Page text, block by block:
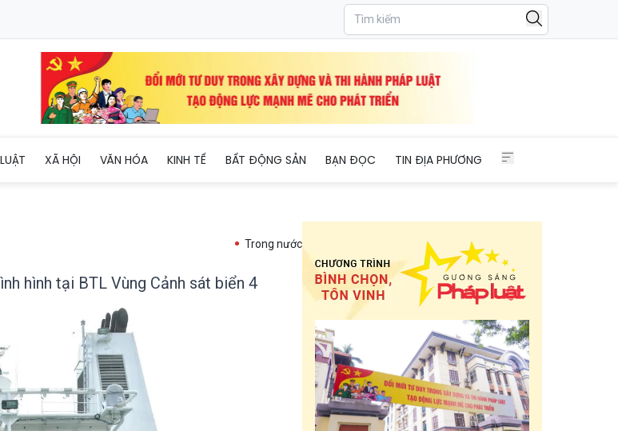
XÃ HỘI VĂN HÓA KINH TẾ BẤT ĐỘNG SẢN BẠN ĐỌC TIN ĐỊA PHƯƠNG
Trong nước
hình tại BTL Vùng Cảnh sát biển 4